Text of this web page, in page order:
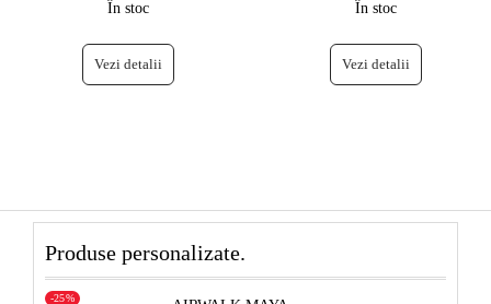
În stoc
Vezi detalii
În stoc
Vezi detalii
Produse personalizate.
-25%